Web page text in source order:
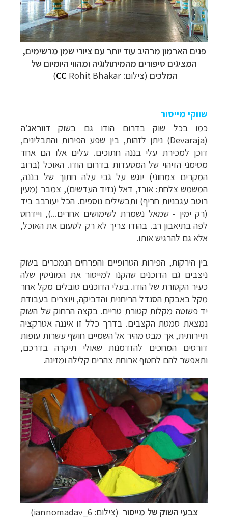
פנים הארמון מרהיב עוד יותר עם ציורי שמן מרשימים,
המציגים סיפורים מהמיתולוגיה ומהווי היומיום של
המלכים (צילום: CC Rohit Bhakar
)
שווקי מייסור
כמו בכל שוק בדרום הודו גם בשוק דווראג'ה
(
Devaraja) ניתן לזהות, בין שפע הפירות והתבלינים,
דוכן למכירת עלי בננה חתוכים. עלים אלו הם אחד
מסימני הזיהוי של המסעדות בדרום הודו. האוכל (ברוב
המקרים צמחוני) יוגש על גבי עלה חתוך של בננה,
המשמש צלחת: אורז, דאל (נזיד העדשים), צמבר (מעין
רוטב עגבניות חריף) ותבשילים נוספים. הכל יעורבב ביד
(רק ימין - שמאל נשמרת לשימושים אחרים...), ויידחס
לפה בתיאבון רב. בהודו צריך לא רק לטעום את האוכל,
אלא גם להרגיש אותו.
בין הירקות, הפירות הטרופיים והפרחים הנמכרים בשוק
ניצבים גם הדוכנים שהקנו למייסור את המוניטין שלה
כעיר הקטורת של הודו. בעלי הדוכנים טובלים מקל אחר
מקל באבקת הסנדל הריחנית והדביקה, ויוצרים בעבודת
יד פשוטה מקלות קטורת טריים.בקצה הרחוק של השוק
נמצאת סמטת הקצבים. בדרך כלל זו איננה אטרקציה
תיירותית, אך מבט מהיר אל השמיים חושף עשרות עופות
דורסים המחכים להזדמנות שאולי תיקרה בדרכם,
ותאפשר להם לחטוף ארוחת צהרים קלילה ומזינה.
צבעי השוק של מייסור (צילום: 6_iannomadav
)